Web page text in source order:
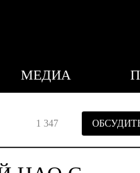
МЕДИА
1 347